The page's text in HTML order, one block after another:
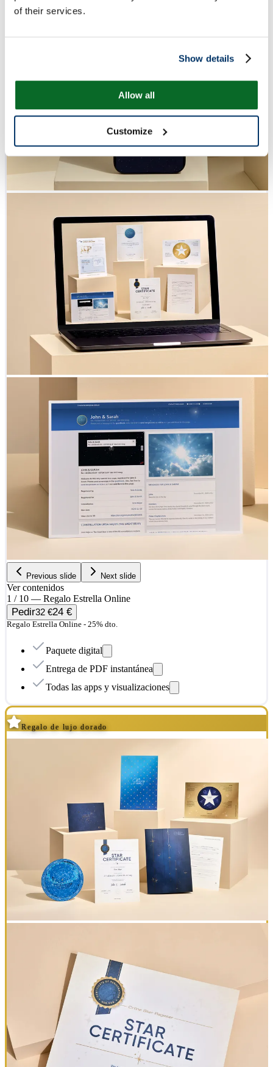
of their services.
Show details
Allow all
Customize
Previous slide Next slide
Ver contenidos
1 / 10 — Regalo Estrella Online
Pedir32 €24 €
Regalo Estrella Online - 25% dto.
Paquete digital
Entrega de PDF instantánea
Todas las apps y visualizaciones
Regalo de lujo dorado